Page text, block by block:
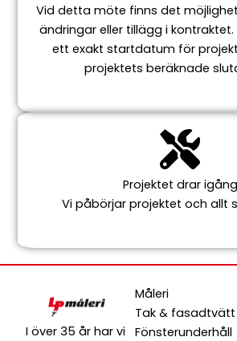
Vid detta möte finns det
ändringar eller tillägg i
ett exakt startdatum för
projektets beräknade
Projektet drar igång
Vi påbörjar projektet och allt
I över 35 år har vi
Måleri
Tak & fasadtvätt
Fönsterunderhåll